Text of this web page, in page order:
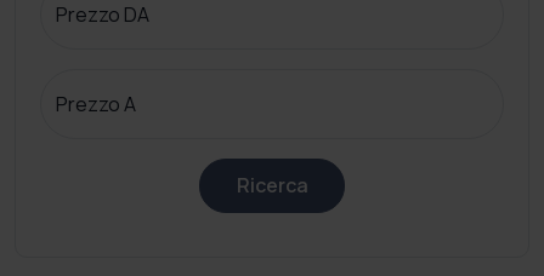
Prezzo DA
Prezzo A
Ricerca